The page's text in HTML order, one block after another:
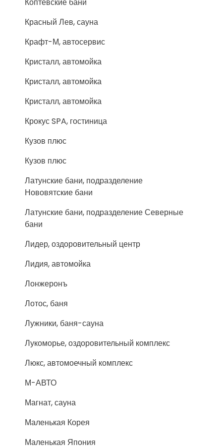
Красный Лев, сауна
Крафт-М, автосервис
Кристалл, автомойка
Кристалл, автомойка
Кристалл, автомойка
Крокус SPA, гостиница
Кузов плюс
Кузов плюс
Латунские бани, подразделение
Нововятские бани
Латунские бани, подразделение Северные
бани
Лидер, оздоровительный центр
Лидия, автомойка
Лонжеронъ
Лотос, баня
Лужники, баня-сауна
Лукоморье, оздоровительный комплекс
Люкс, автомоечный комплекс
М-АВТО
Магнат, сауна
Маленькая Корея
Маленькая Япония